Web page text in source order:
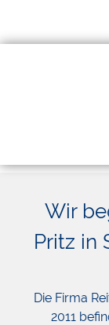
KFZ-
Autoglas
Anfahrt
Impressum
Wir
Pritz in
Die Firma
2011